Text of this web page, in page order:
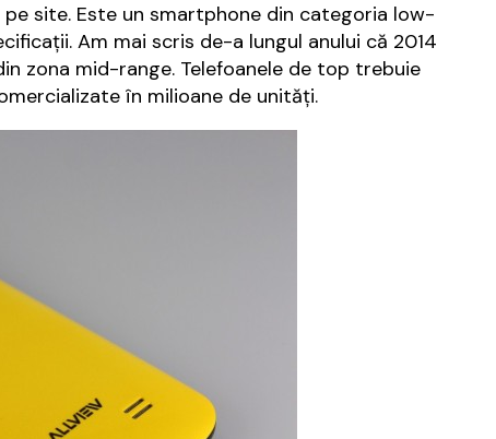
site. Este un smartphone din categoria low-
Am mai scris de-a lungul anului că 2014
zona mid-range. Telefoanele de top trebuie
în milioane de unități.